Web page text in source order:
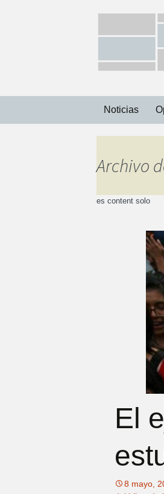
Noticias
Capital
Municipios
Archivo
es content solo
El
8 mayo,